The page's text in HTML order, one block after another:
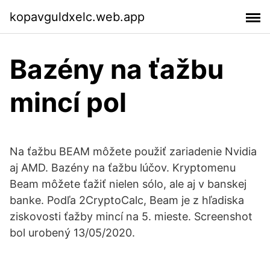
kopavguldxelc.web.app
Bazény na ťažbu
mincí pol
Na ťažbu BEAM môžete použiť zariadenie Nvidia
aj AMD. Bazény na ťažbu lúčov. Kryptomenu
Beam môžete ťažiť nielen sólo, ale aj v banskej
banke. Podľa 2CryptoCalc, Beam je z hľadiska
ziskovosti ťažby mincí na 5. mieste. Screenshot
bol urobený 13/05/2020.